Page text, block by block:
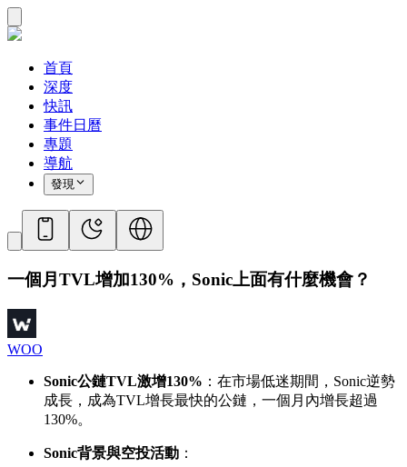
首頁
深度
快訊
事件日曆
專題
導航
發現
一個月TVL增加130%，Sonic上面有什麼機會？
WOO
Sonic公鏈TVL激增130% ：在市場低迷期間，Sonic逆勢
成長，成為TVL增長最快的公鏈，一個月內增長超過
130%。
Sonic背景與空投活動 ：